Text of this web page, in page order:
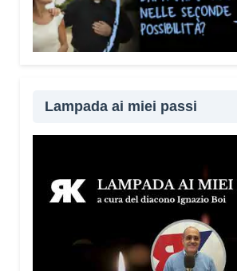
Lampada ai miei passi